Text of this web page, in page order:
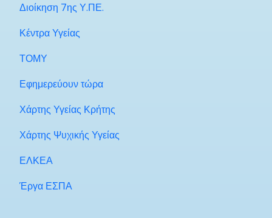
Διοίκηση 7ης Υ.ΠΕ.
Κέντρα Υγείας
ΤΟΜΥ
Εφημερεύουν τώρα
Χάρτης Υγείας Κρήτης
Χάρτης Ψυχικής Υγείας
ΕΛΚΕΑ
Έργα ΕΣΠΑ